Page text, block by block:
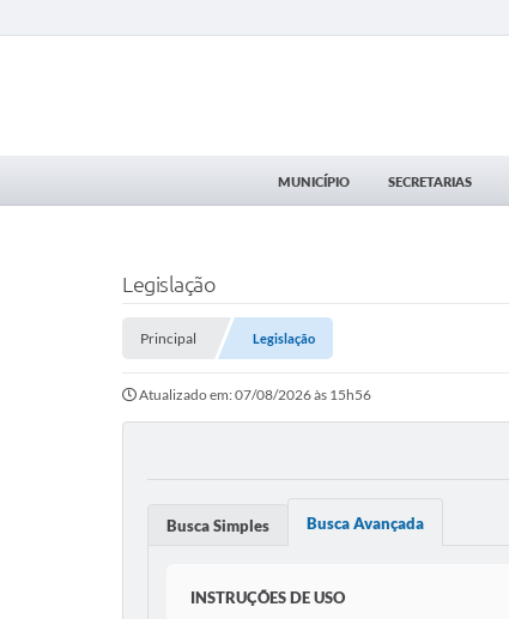
MUNICÍPIO SECRETARIAS
Legislação
Principal Legislação
Atualizado em: 07/08/2026 às 15h56
Busca Simples Busca Avançada
INSTRUÇÕES DE USO